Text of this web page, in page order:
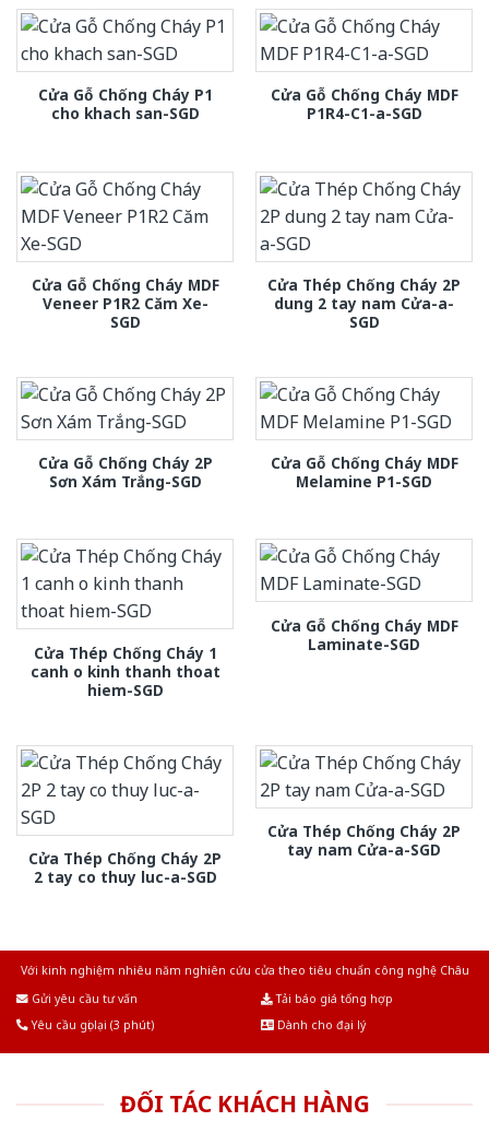
Cửa Gỗ Chống Cháy P1
cho khach san-SGD
Cửa Gỗ Chống Cháy MDF
P1R4-C1-a-SGD
Cửa Gỗ Chống Cháy MDF
Veneer P1R2 Căm Xe-
SGD
Cửa Thép Chống Cháy 2P
dung 2 tay nam Cửa-a-
SGD
Cửa Gỗ Chống Cháy 2P
Sơn Xám Trắng-SGD
Cửa Gỗ Chống Cháy MDF
Melamine P1-SGD
Cửa Thép Chống Cháy 1
canh o kinh thanh thoat
hiem-SGD
Cửa Gỗ Chống Cháy MDF
Laminate-SGD
Cửa Thép Chống Cháy 2P
2 tay co thuy luc-a-SGD
Cửa Thép Chống Cháy 2P
tay nam Cửa-a-SGD
Với kinh nghiệm nhiêu năm nghiên cứu cửa theo tiêu chuẩn công nghệ Châu
Gửi yêu cầu tư vấn
Tải báo giá tổng hợp
Yêu cầu gọi lại (3 phút)
Dành cho đại lý
ĐỐI TÁC KHÁCH HÀNG